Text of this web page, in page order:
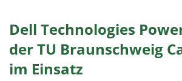
Dell Technologies
der TU Braunschweig
im Einsatz